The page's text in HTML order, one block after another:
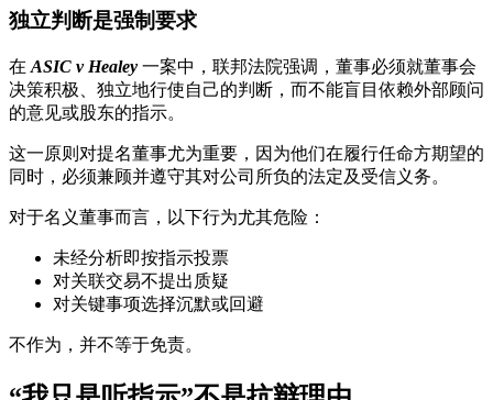
独立判断是强制要求
在 ASIC v Healey 一案中，联邦法院强调，董事必须就董事会
决策积极、独立地行使自己的判断，而不能盲目依赖外部顾问
的意见或股东的指示。
这一原则对提名董事尤为重要，因为他们在履行任命方期望的
同时，必须兼顾并遵守其对公司所负的法定及受信义务。
对于名义董事而言，以下行为尤其危险：
未经分析即按指示投票
对关联交易不提出质疑
对关键事项选择沉默或回避
不作为，并不等于免责。